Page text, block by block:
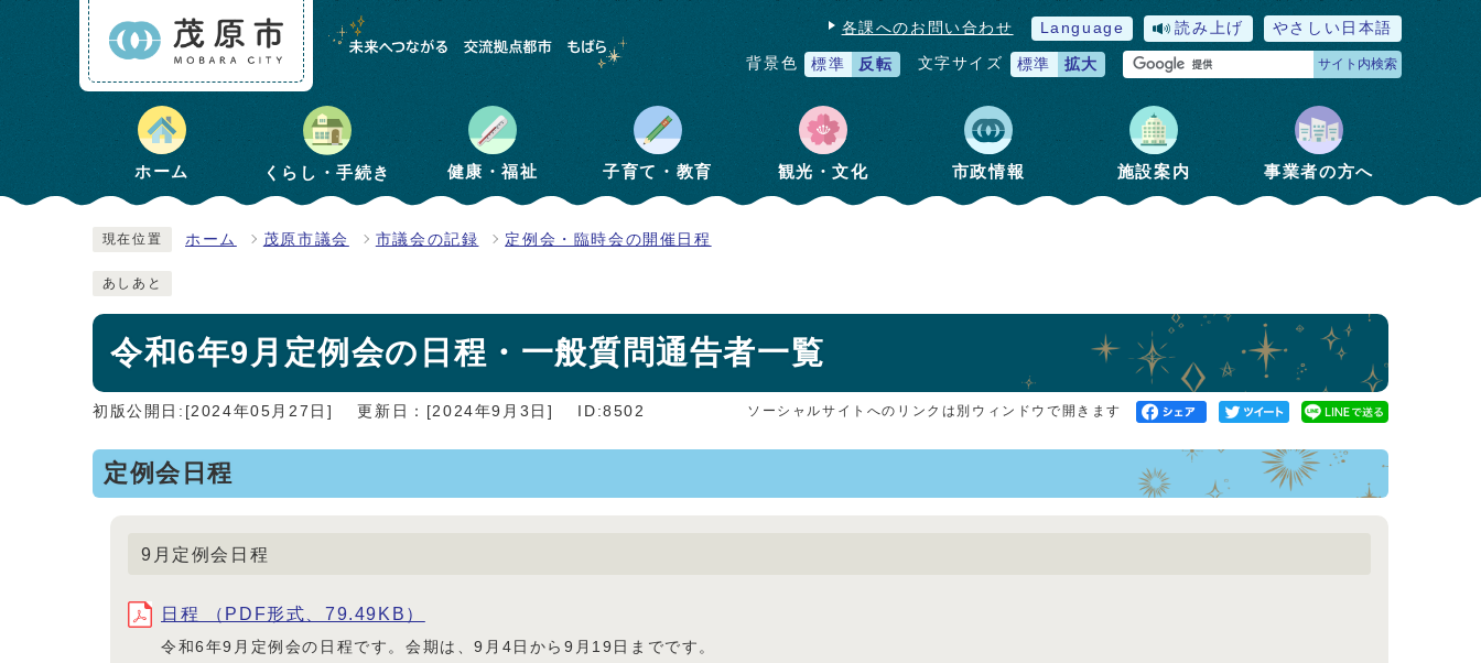
各課へのお問い合わせ Language 読み上げ やさしい日本語
背景色 標準 反転 文字サイズ 標準 拡大 サイト内検索
ホーム くらし・手続き 健康・福祉 子育て・教育 観光・文化 市政情報 施設案内 事業者の方へ
現在位置 ホーム 茂原市議会 市議会の記録 定例会・臨時会の開催日程
あしあと
令和6年9月定例会の日程・一般質問通告者一覧
初版公開日:[2024年05月27日] 更新日：[2024年9月3日] ID:8502 ソーシャルサイトへのリンクは別ウィンドウで開きます
定例会日程
9月定例会日程
日程 （PDF形式、79.49KB）
令和6年9月定例会の日程です。会期は、9月4日から9月19日までです。